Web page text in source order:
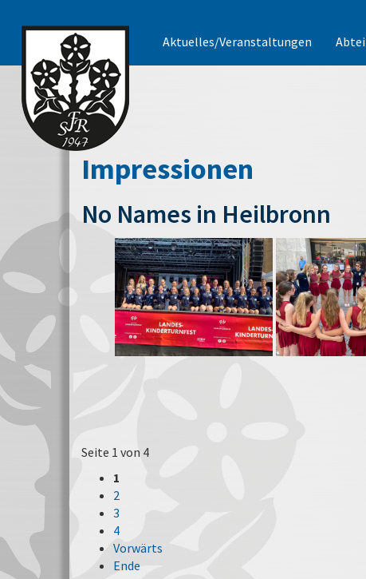
Aktuelles/Veranstaltungen
Impressionen
No Names in Heilbronn
Seite 1 von 4
1
2
3
4
Vorwärts
Ende